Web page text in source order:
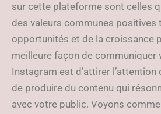
sur cette plateforme sont celles
des valeurs communes positives
opportunités et de la croissance
meilleure façon de communiquer
Instagram est d’attirer
de produire du contenu qui
avec votre public. Voyons